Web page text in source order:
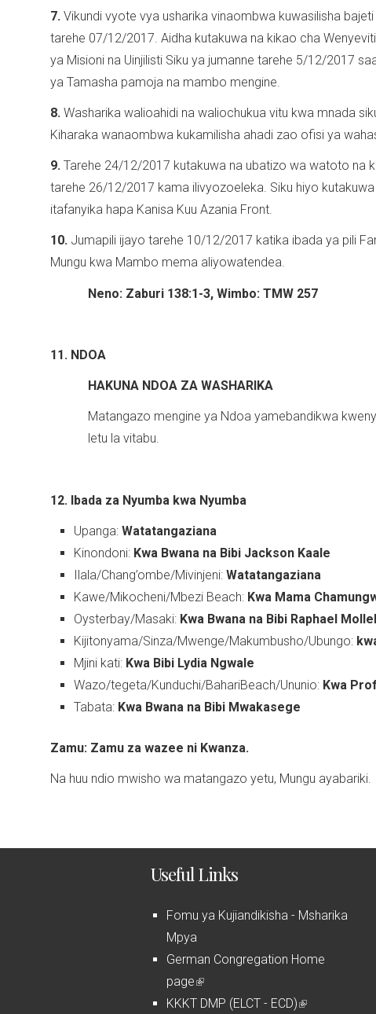
7. Vikundi vyote vya usharika vinaombwa kuwasilisha
tarehe 07/12/2017. Aidha kutakuwa na kikao cha
ya Misioni na Uinjilisti Siku ya jumanne tarehe 5/12/2017
ya Tamasha pamoja na mambo mengine.
8. Washarika walioahidi na waliochukua vitu kwa mnada
Kiharaka wanaombwa kukamilisha ahadi zao ofisi ya
9. Tarehe 24/12/2017 kutakuwa na ubatizo wa watoto na
tarehe 26/12/2017 kama ilivyozoeleka. Siku hiyo
itafanyika hapa Kanisa Kuu Azania Front.
10. Jumapili ijayo tarehe 10/12/2017 katika ibada ya pili
Mungu kwa Mambo mema aliyowatendea.
Neno: Zaburi 138:1-3, Wimbo: TMW 257
11. NDOA
HAKUNA NDOA ZA WASHARIKA
Matangazo mengine ya Ndoa yamebandikwa
letu la vitabu.
12. Ibada za Nyumba kwa Nyumba
Upanga: Watatangaziana
Kinondoni: Kwa Bwana na Bibi Jackson Kaale
Ilala/Chang’ombe/Mivinjeni: Watatangaziana
Kawe/Mikocheni/Mbezi Beach: Kwa Mama
Oysterbay/Masaki: Kwa Bwana na Bibi Raphael Mollel
Kijitonyama/Sinza/Mwenge/Makumbusho/Ubungo:
Mjini kati: Kwa Bibi Lydia Ngwale
Wazo/tegeta/Kunduchi/BahariBeach/Ununio: Kwa
Tabata: Kwa Bwana na Bibi Mwakasege
Zamu: Zamu za wazee ni Kwanza.
Na huu ndio mwisho wa matangazo yetu, Mungu ayabariki.
Useful Links
Fomu ya Kujiandikisha - Msharika
Mpya
German Congregation Home
page(
l
KKKT DMP (ELCT - ECD)(